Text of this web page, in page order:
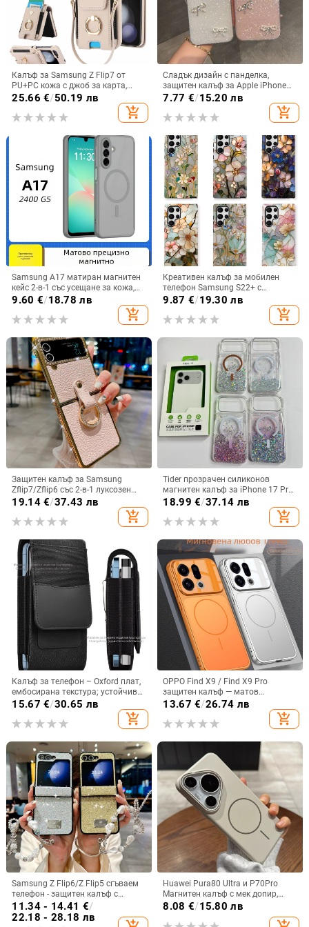
Калъф за Samsung Z Flip7 от
PU+PC кожа с джоб за карта,
пръстен за държане, еластичен
държач за карти и кръстосана
презрамка
25.66 €/50.19 лв
add_shopping_cart
Сладък дизайн с панделка,
защитен калъф за Apple iPhone
11–15 Pro Max, пълен обхват
7.77 €/15.20 лв
add_shopping_cart
Samsung A17 матиран магнитен
кейс 2-в-1 със усещане за кожа,
удароустойчива обвивка от
червено, лилаво, синьо, черно
9.60 €/18.78 лв
add_shopping_cart
Креативен калъф за мобилен
телефон Samsung S22+ с
остъклено цвете, защита от
падане, Ultra Film Case за Apple
13
9.87 €/19.30 лв
add_shopping_cart
Защитен калъф за Samsung
Zflip7/Zflip6 със 2-в-1 луксозен
дизайн, изкуствена кожа и
19.14€/37.43 лв
add_shopping_cart
Tider прозрачен силиконов
магнитен калъф за iPhone 17 Pro
Max, защита срещу падане,
18.99 €/37.14 лв
add_shopping_cart
Калъф за телефон – Oxford плат,
ембосирана текстура; устойчив
на износ и изпадане, против
отпечатъци; съвместим с iPhone
12, iPhone 13, iPhone 14 и други
15.67 €/30.65 лв
add_shopping_cart
OPPO Find X9 / Find X9 Pro
защитен калъф — матов
пластмасов, минималистичен
стил, против изпускане, магнитно
зареждане, възможност за
13.67 €/26.74 лв
add_shopping_cart
Samsung Z Flip6/Z Flip5 сгъваем
телефон - защитен калъф с
блестяща гривна
11.34 - 14.41 €/
22.18 - 28.18 лв
Huawei Pura80 Ultra и P70Pro
Магнитен калъф с мек допир,
ултра тънък PC корпус,
8.08 €/15.80 лв